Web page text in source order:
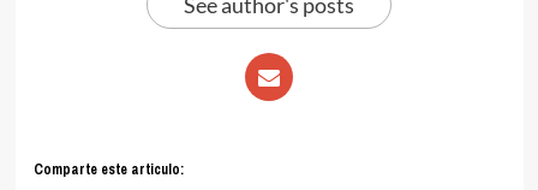
Comparte este articulo: